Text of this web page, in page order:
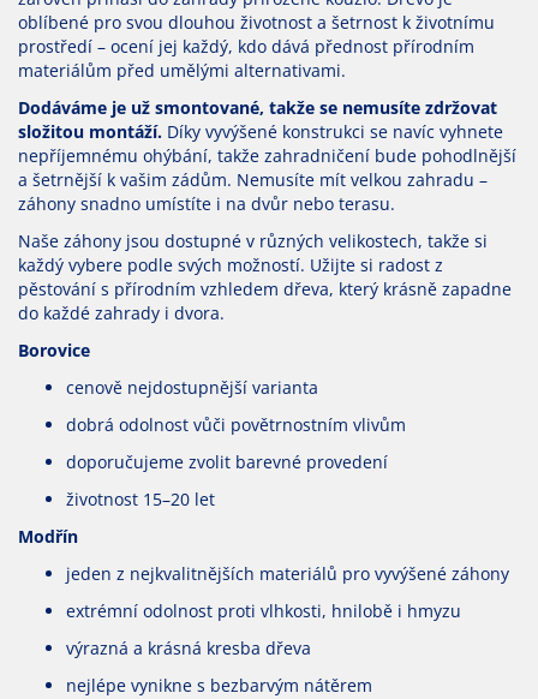
oblíbené pro svou dlouhou životnost a šetrnost k životnímu
prostředí – ocení jej každý, kdo dává přednost přírodním
materiálům před umělými alternativami.
Dodáváme je už smontované, takže se nemusíte zdržovat
složitou montáží. Díky vyvýšené konstrukci se navíc vyhnete
nepříjemnému ohýbání, takže zahradničení bude pohodlnější
a šetrnější k vašim zádům. Nemusíte mít velkou zahradu –
záhony snadno umístíte i na dvůr nebo terasu.
Naše záhony jsou dostupné v různých velikostech, takže si
každý vybere podle svých možností. Užijte si radost z
pěstování s přírodním vzhledem dřeva, který krásně zapadne
do každé zahrady i dvora.
Borovice
cenově nejdostupnější varianta
dobrá odolnost vůči povětrnostním vlivům
doporučujeme zvolit barevné provedení
životnost 15–20 let
Modřín
jeden z nejkvalitnějších materiálů pro vyvýšené záhony
extrémní odolnost proti vlhkosti, hnilobě i hmyzu
výrazná a krásná kresba dřeva
nejlépe vynikne s bezbarvým nátěrem